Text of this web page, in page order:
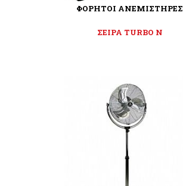
ΦΟΡΗΤΟΙ ΑΝΕΜΙΣΤΗΡΕΣ
ΣΕΙΡΑ TURBO N